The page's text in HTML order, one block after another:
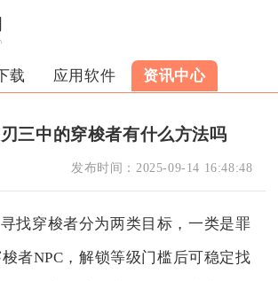
载 应用软件 资讯中心
三中的穿梭者有什么方法吗
发布时间： 2025-09-14 16:48:48
找穿梭者分为两类目标，一类是罪
者NPC，解锁等级门槛后可稳定找